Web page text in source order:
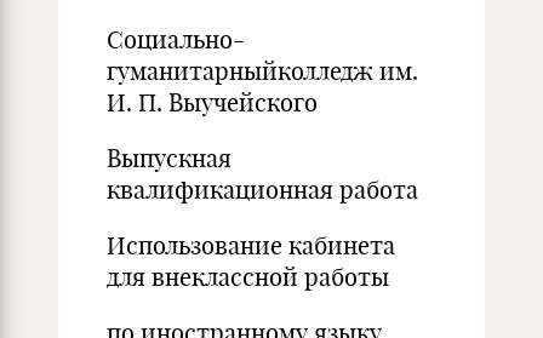
Социально-
гуманитарныйколледж им.
И. П. Выучейского
Выпускная
квалификационная работа
Использование кабинета
для внеклассной работы